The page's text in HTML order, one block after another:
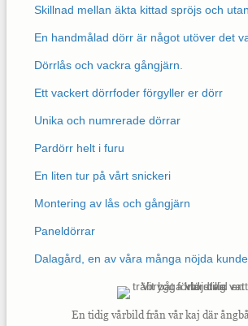
Skillnad mellan äkta kittad spröjs och
En handmålad dörr är något utöver det
Dörrlås och vackra gångjärn
Ett vackert dörrfoder förgyller er dörr
Unika och numrerade dörrar
Pardörr helt i furu
En liten tur på vårt snickeri
Montering av lås och gångjärn
Paneldörrar
Dalagård, en av våra många nöjda
En tidig vårbild från vår kaj där